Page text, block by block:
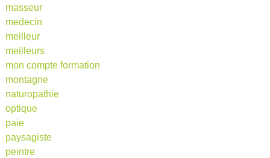
masseur
medecin
meilleur
meilleurs
mon compte formation
montagne
naturopathie
optique
paie
paysagiste
peintre